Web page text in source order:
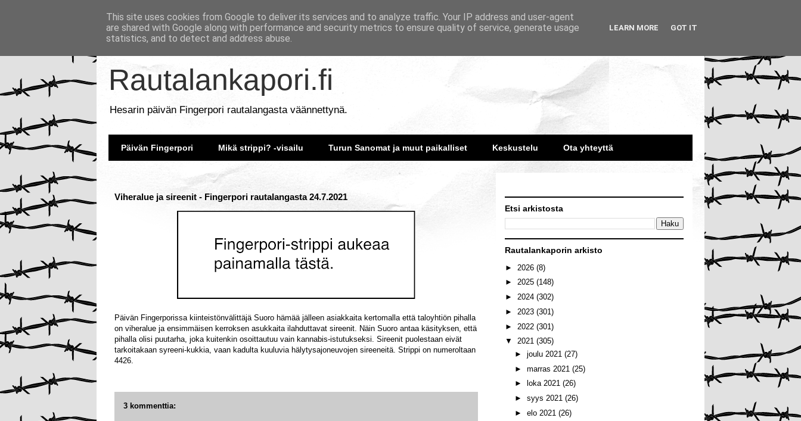
Rautalankapori.fi
Hesarin päivän Fingerpori rautalangasta väännettynä.
Päivän Fingerpori Mikä strippi? -visailu Turun Sanomat ja muut paikalliset Keskustelu Ota yhteyttä
Viheralue ja sireenit - Fingerpori rautalangasta 24.7.2021
Päivän Fingerporissa kiinteistönvälittäjä Suoro hämää jälleen asiakkaita kertomalla että taloyhtiön pihalla
on viheralue ja ensimmäisen kerroksen asukkaita ilahduttavat sireenit. Näin Suoro antaa käsityksen, että
pihalla olisi puutarha, joka kuitenkin osoittautuu vain kannabis-istutukseksi. Sireenit puolestaan eivät
tarkoitakaan syreeni-kukkia, vaan kadulta kuuluvia hälytysajoneuvojen sireeneitä. Strippi on numeroltaan
4426.
3 kommenttia:
Etsi arkistosta
Rautalankaporin arkisto
► 2026 (8)
► 2025 (148)
► 2024 (302)
► 2023 (301)
► 2022 (301)
▼ 2021 (305)
► joulu 2021 (27)
► marras 2021 (25)
►
loka 2021 (26)
► syys 2021 (26)
► elo 2021 (26)
This site uses cookies from Google to deliver its services and to analyze traffic. Your IP address and user-agent
are shared with Google along with performance and security metrics to ensure quality of service, generate usage
statistics, and to detect and address abuse.
LEARN MORE GOT IT